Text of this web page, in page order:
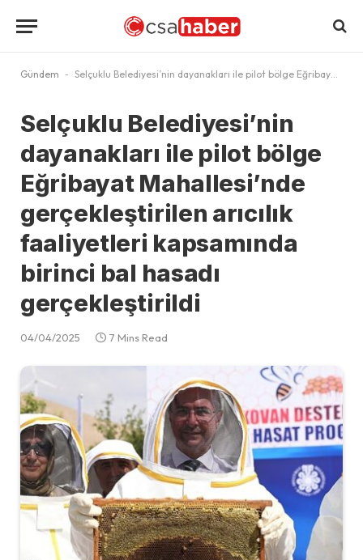
Gündem - Selçuklu Belediyesi’nin dayanakları ile pilot bölge Eğribayat Mahallesi’nde gerçekleştirilen arıcılık faaliyetleri kapsamında birinci bal hasadı gerçekleştirildi
Selçuklu Belediyesi’nin
dayanakları ile pilot bölge
Eğribayat Mahallesi’nde
gerçekleştirilen arıcılık
faaliyetleri kapsamında
birinci bal hasadı
gerçekleştirildi
04/04/2025 7 Mins Read